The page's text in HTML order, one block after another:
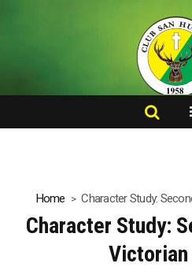
Home Character Study:
Character Study:
Victorian